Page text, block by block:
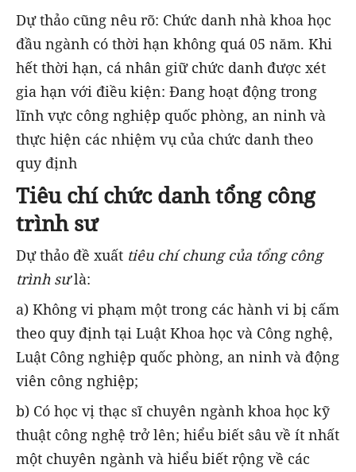
Dự thảo cũng nêu rõ: Chức danh nhà khoa học
đầu ngành có thời hạn không quá 05 năm. Khi
hết thời hạn, cá nhân giữ chức danh được xét
gia hạn với điều kiện: Đang hoạt động trong
lĩnh vực công nghiệp quốc phòng, an ninh và
thực hiện các nhiệm vụ của chức danh theo
quy định
Tiêu chí chức danh tổng công
trình sư
Dự thảo đề xuất tiêu chí chung của tổng công
trình sưlà:
a) Không vi phạm một trong các hành vi bị cấm
theo quy định tại Luật Khoa học và Công nghệ,
Luật Công nghiệp quốc phòng, an ninh và động
viên công nghiệp;
b) Có học vị thạc sĩ chuyên ngành khoa học kỹ
thuật công nghệ trở lên; hiểu biết sâu về ít nhất
một chuyên ngành và hiểu biết rộng về các